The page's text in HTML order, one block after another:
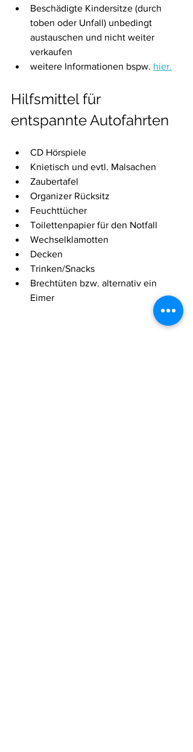
Beschädigte Kindersitze (durch
toben oder Unfall) unbedingt
austauschen und nicht weiter
verkaufen
weitere Informationen bspw. hier.
Hilfsmittel für
entspannte Autofahrten
CD Hörspiele
Knietisch und evtl. Malsachen
Zaubertafel
Organizer Rücksitz
Feuchttücher
Toilettenpapier für den Notfall
Wechselklamotten
Decken
Trinken/Snacks
Brechtüten bzw. alternativ ein
Eimer